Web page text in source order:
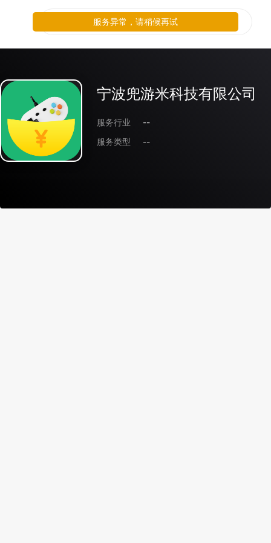
宁波兜游米科技有限公司
服务行业
--
服务类型
--
服务异常，请稍候再试